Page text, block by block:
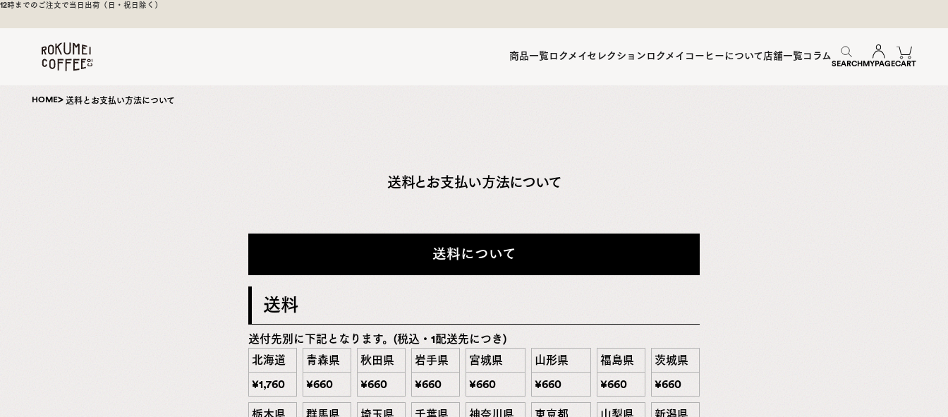
日
本
一
奈
商品一覧ロクメイセレクションロクメイコーヒーについて店舗一覧コラム
SEARCHMYPAGECART
焙煎後1週間以内の新鮮な豆をお届け
HOME 送料とお支払い方法について
送料とお支払い方法について
送料について
送料
送付先別に下記となります。(税込・1配送先につき)
北海道
¥1,760
青森県
¥660
秋田県
¥660
岩手県
¥660
宮城県
¥660
山形県
¥660
福島県
¥660
茨城県
¥660